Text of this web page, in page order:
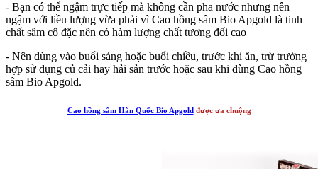
- Bạn có thể ngậm trực tiếp mà không cần pha nước nhưng nên
ngậm với liều lượng vừa phải vì Cao hồng sâm Bio Apgold là tinh
chất sâm cô đặc nên có hàm lượng chất tương đối cao
- Nên dùng vào buổi sáng hoặc buổi chiều, trước khi ăn, trừ trường
hợp sử dụng củ cải hay hải sản trước hoặc sau khi dùng Cao hồng
sâm Bio Apgold.
Cao hồng sâm Hàn Quốc Bio Apgold được ưa chuộng